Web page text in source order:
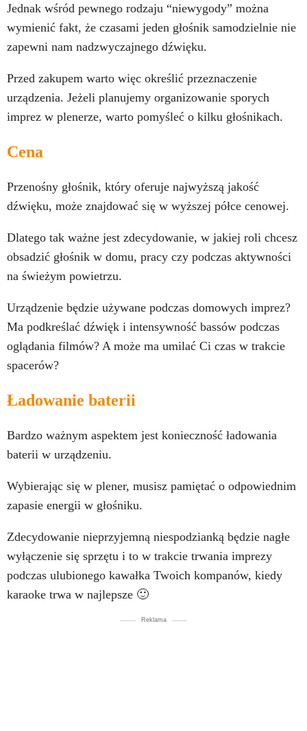
Jednak wśród pewnego rodzaju “niewygody” można
wymienić fakt, że czasami jeden głośnik samodzielnie nie
zapewni nam nadzwyczajnego dźwięku.
Przed zakupem warto więc określić przeznaczenie
urządzenia. Jeżeli planujemy organizowanie sporych
imprez w plenerze, warto pomyśleć o kilku głośnikach.
Cena
Przenośny głośnik, który oferuje najwyższą jakość
dźwięku, może znajdować się w wyższej półce cenowej.
Dlatego tak ważne jest zdecydowanie, w jakiej roli chcesz
obsadzić głośnik w domu, pracy czy podczas aktywności
na świeżym powietrzu.
Urządzenie będzie używane podczas domowych imprez?
Ma podkreślać dźwięk i intensywność bassów podczas
oglądania filmów? A może ma umilać Ci czas w trakcie
spacerów?
Ładowanie baterii
Bardzo ważnym aspektem jest konieczność ładowania
baterii w urządzeniu.
Wybierając się w plener, musisz pamiętać o odpowiednim
zapasie energii w głośniku.
Zdecydowanie nieprzyjemną niespodzianką będzie nagłe
wyłączenie się sprzętu i to w trakcie trwania imprezy
podczas ulubionego kawałka Twoich kompanów, kiedy
karaoke trwa w najlepsze 🙂
Reklama